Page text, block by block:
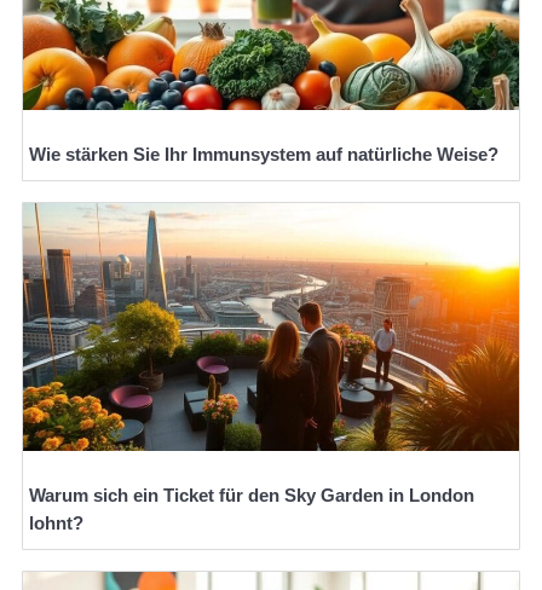
Wie stärken Sie Ihr Immunsystem auf natürliche Weise?
Warum sich ein Ticket für den Sky Garden in London
lohnt?